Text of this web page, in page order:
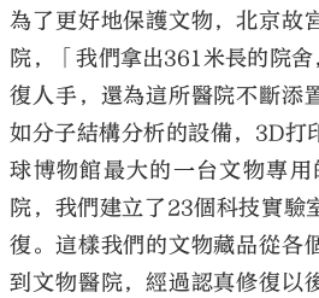
為了更好地保護文物，北京故
院，「我們拿出361米長的院
復人手，還為這所醫院不斷添
如分子結構分析的設備，3D打
球博物館最大的一台文物專
院，我們建立了23個科技實驗
復。這樣我們的文物藏品從各
到文物醫院，經過認真修復以